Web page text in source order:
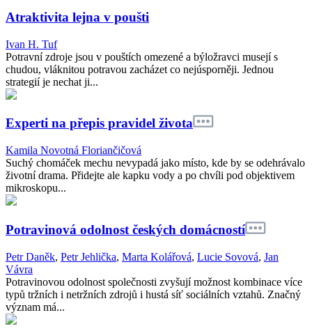
Atraktivita lejna v poušti
Ivan H. Tuf
Potravní zdroje jsou v pouštích omezené a býložravci musejí s
chudou, vláknitou potravou zacházet co nejúsporněji. Jednou
strategií je nechat ji...
Experti na přepis pravidel života
Kamila Novotná Floriančičová
Suchý chomáček mechu nevypadá jako místo, kde by se odehrávalo
životní drama. Přidejte ale kapku vody a po chvíli pod objektivem
mikroskopu...
Potravinová odolnost českých domácností
Petr Daněk, Petr Jehlička, Marta Kolářová, Lucie Sovová, Jan
Vávra
Potravinovou odolnost společnosti zvyšují možnost kombinace více
typů tržních i netržních zdrojů i hustá síť sociálních vztahů. Značný
význam má...